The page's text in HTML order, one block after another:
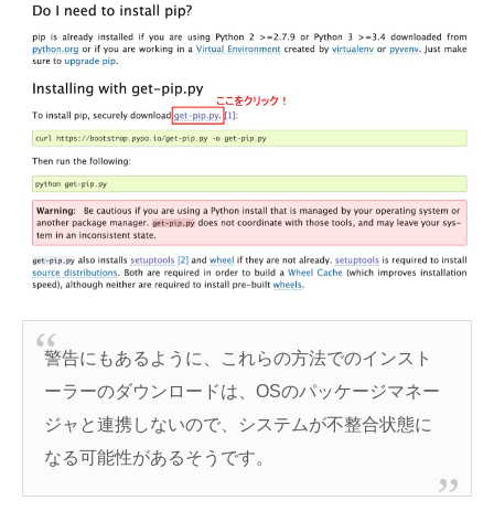
警告にもあるように、これらの方法でのインスト
ーラーのダウンロードは、OSのパッケージマネー
ジャと連携しないので、システムが不整合状態に
なる可能性があるそうです。